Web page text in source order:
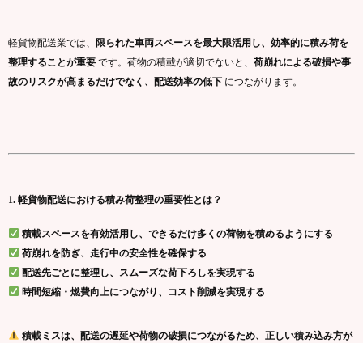
軽貨物配送業では、
限られた車両スペースを最大限活用し、効率的に積み荷を
整理することが重要 です。荷物の積載が適切でないと、 荷崩れによる破損や事
故のリスクが高まるだけでなく、配送効率の低下 につながります。
1. 軽貨物配送における積み荷整理の重要性とは？
積載スペースを有効活用し、できるだけ多くの荷物を積めるようにする
荷崩れを防ぎ、走行中の安全性を確保する
配送先ごとに整理し、スムーズな荷下ろしを実現する
時間短縮・燃費向上につながり、コスト削減を実現する
積載ミスは、配送の遅延や荷物の破損につながるため、正しい積み込み方が